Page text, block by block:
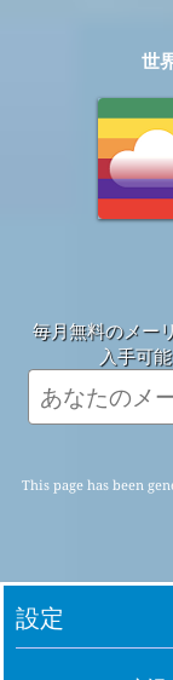
世
毎月無料のメー
入手可
This page has been
設定